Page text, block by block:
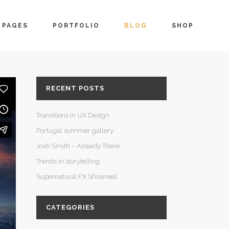
PAGES PORTFOLIO BLOG SHOP
RECENT POSTS
Transitions In UX Design
Portugal summer gallery
Josh Smith – Already There
Trends in storytelling
Supernatural FX Showreel
CATEGORIES